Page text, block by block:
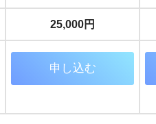
25,000円
申し込む